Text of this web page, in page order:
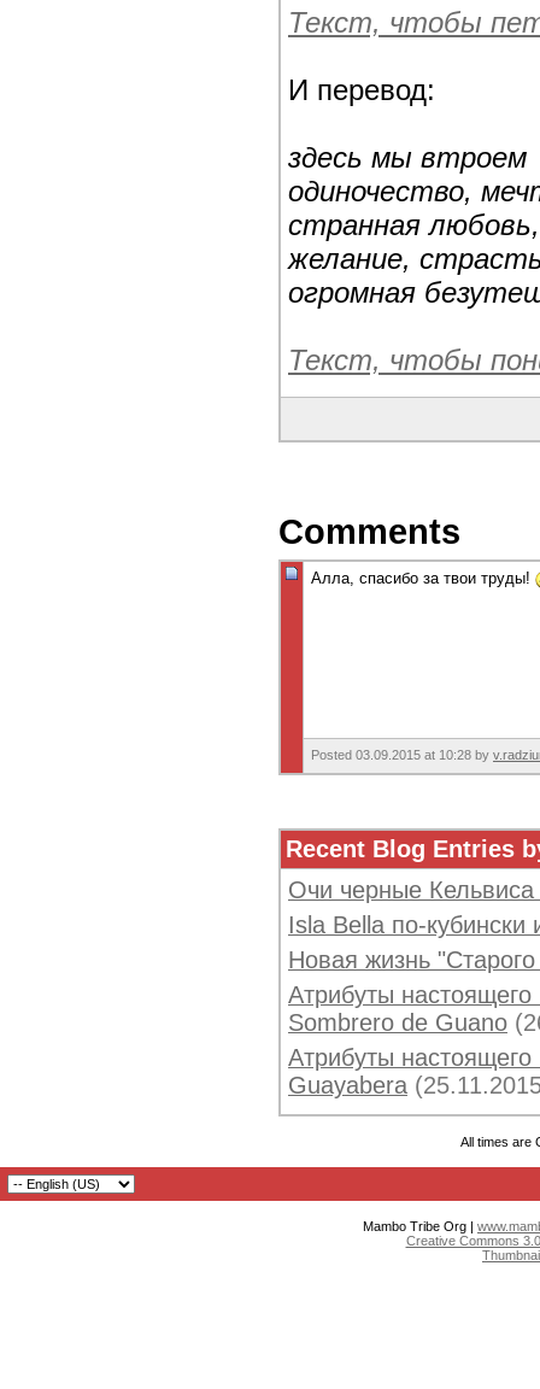
Текст, чтобы
И перевод:
здесь мы втроем
одиночество,
странная
желание,
огромная
Текст, чтобы
Comments
Алла, спасибо за твои труды!
Posted 03.09.2015 at 10:28 by
Recent Blog Entries
Очи черные
Isla Bella по-
Новая жизнь
Атрибуты
Sombrero de Guano
Атрибуты
Guayabera
All times are
Mambo Tribe Org |
Creative Commons